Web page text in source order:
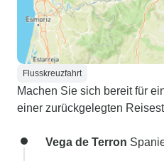
Flusskreuzfahrt
Machen Sie sich bereit für
einer zurückgelegten
Vega de Terron